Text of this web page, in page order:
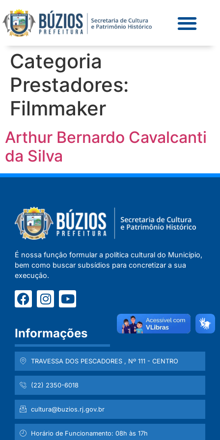
Categoria
Prestadores:
Filmmaker
Arthur Bernardo Cavalcanti
da Silva
É nossa função formular a política cultural do Município,
bem como buscar subsídios para concretizar a sua
execução.
Informações
TRAVESSA DOS PESCADORES , Nº 111 - CENTRO
(22) 2350-6018
cultura@buzios.rj.gov.br
Horário de Funcionamento: 08h às 17h